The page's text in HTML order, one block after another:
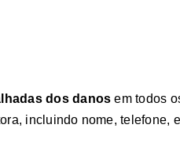
dos danosem todos
incluindo nome, telefone,